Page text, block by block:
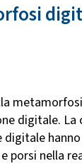
digitale.
porsi nella